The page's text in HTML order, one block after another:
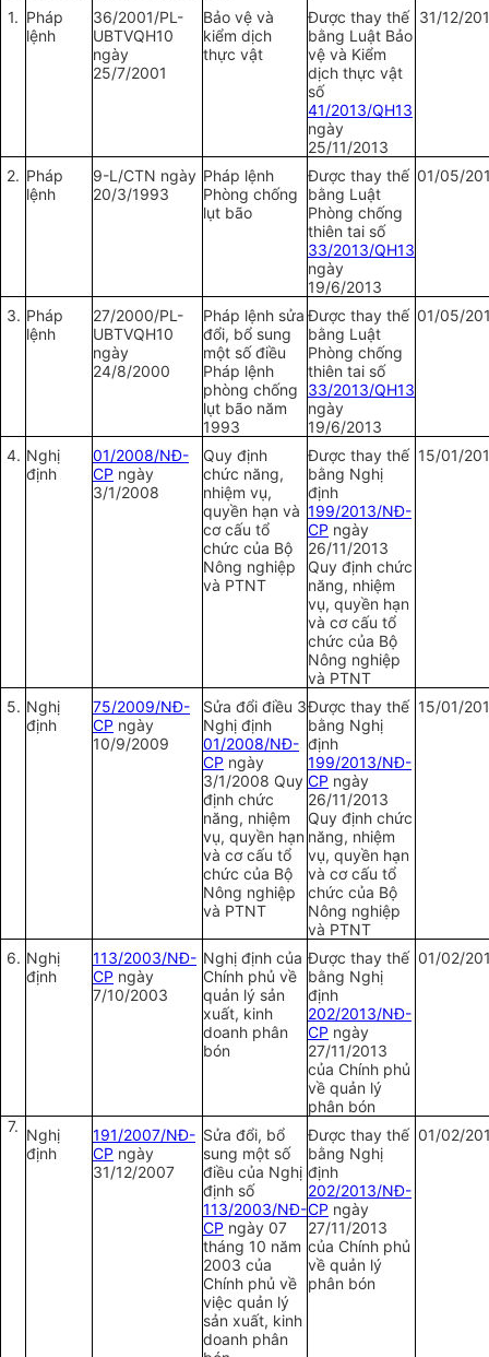
1. Pháp
lệnh
36/2001/PL-
UBTVQH10
ngày
25/7/2001
Bảo vệ và
kiểm dịch
thực vật
Được thay thế
bằng Luật Bảo
vệ và Kiểm
dịch thực vật
số
41/2013/QH13
ngày
25/11/2013
31/12/
2. Pháp
lệnh
9-L/CTN ngày
20/3/1993
Pháp lệnh
Phòng chống
lụt bão
Được thay thế
bằng Luật
Phòng chống
thiên tai số
33/2013/QH13
ngày
19/6/2013
01/05/
3. Pháp
lệnh
27/2000/PL-
UBTVQH10
ngày
24/8/2000
Pháp lệnh sửa
đổi, bổ sung
một số điều
Pháp lệnh
phòng chống
lụt bão năm
1993
Được thay thế
bằng Luật
Phòng chống
thiên tai số
33/2013/QH13
ngày
19/6/2013
01/05/
4. Nghị
định
01/2008/NĐ-
CP ngày
3/1/2008
Quy định
chức năng,
nhiệm vụ,
quyền hạn và
cơ cấu tổ
chức của Bộ
Nông nghiệp
và PTNT
Được thay thế
bằng Nghị
định
199/2013/NĐ-
CP ngày
26/11/2013
Quy định chức
năng, nhiệm
vụ, quyền hạn
và cơ cấu tổ
chức của Bộ
Nông nghiệp
và PTNT
15/01/
5. Nghị
định
75/2009/NĐ-
CP ngày
10/9/2009
Sửa đổi điều 3
Nghị định
01/2008/NĐ-
CP ngày
3/1/2008 Quy
định chức
năng, nhiệm
vụ, quyền hạn
và cơ cấu tổ
chức của Bộ
Nông nghiệp
và PTNT
Được thay thế
bằng Nghị
định
199/2013/NĐ-
CP ngày
26/11/2013
Quy định chức
năng, nhiệm
vụ, quyền hạn
và cơ cấu tổ
chức của Bộ
Nông nghiệp
và PTNT
15/01/
6. Nghị
định
113/2003/NĐ-
CP ngày
7/10/2003
Nghị định của
Chính phủ về
quản lý sản
xuất, kinh
doanh phân
bón
Được thay thế
bằng Nghị
định
202/2013/NĐ-
CP ngày
27/11/2013
của Chính phủ
về quản lý
phân bón
01/02/
7. Nghị
định
191/2007/NĐ-
CP ngày
31/12/2007
Sửa đổi, bổ
sung một số
điều của Nghị
định số
113/2003/NĐ-
CP ngày 07
tháng 10 năm
2003 của
Chính phủ về
việc quản lý
sản xuất, kinh
doanh phân
Được thay thế
bằng Nghị
định
202/2013/NĐ-
CP ngày
27/11/2013
của Chính phủ
về quản lý
phân bón
01/02/